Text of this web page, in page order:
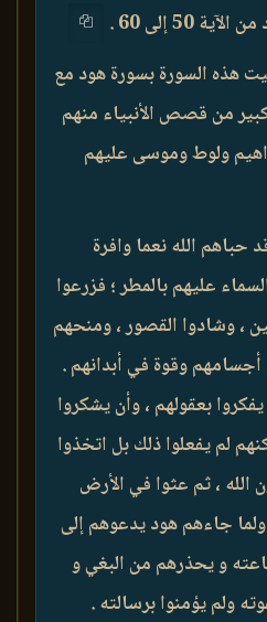
50 إلى 60 .
هذه السورة بسورة هود مع
من قصص الأنبياء منهم
ولوط وموسى عليهم
حباهم الله نعما وافرة
عليهم بالمطر ؛ فزرعوا
، وشادوا القصور ، ومنحهم
وقوة في أبدانهم .
بعقولهم ، وأن يشكروا
لم يفعلوا ذلك بل اتخذوا
الله ، ثم عثوا في الأرض
جاءهم هود يدعوهم إلى
و يحذرهم من البغي و
ولم يؤمنوا برسالته .